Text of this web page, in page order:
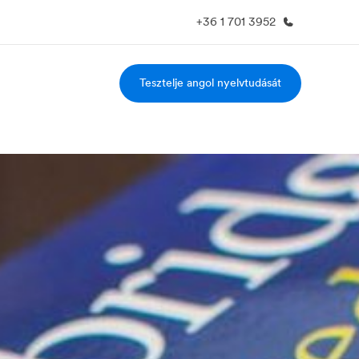
+36 1 701 3952
Karrier
Tesztelje angol nyelvtudását